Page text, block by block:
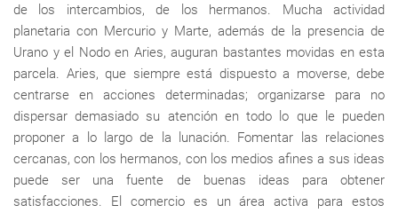
de los intercambios, de los hermanos. Mucha actividad
planetaria con Mercurio y Marte, además de la presencia de
Urano y el Nodo en Aries, auguran bastantes movidas en esta
parcela. Aries, que siempre está dispuesto a moverse, debe
centrarse en acciones determinadas; organizarse para no
dispersar demasiado su atención en todo lo que le pueden
proponer a lo largo de la lunación. Fomentar las relaciones
cercanas, con los hermanos, con los medios afines a sus ideas
puede ser una fuente de buenas ideas para obtener
satisfacciones. El comercio es un área activa para estos